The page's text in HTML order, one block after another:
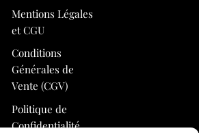
Mentions Légales
et CGU
Conditions
Générales de
Vente (CGV)
Politique de
Confidentialité